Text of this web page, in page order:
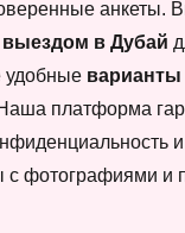
анкеты.
выездом в Дубай
удобные
платформа
с фотографиями и